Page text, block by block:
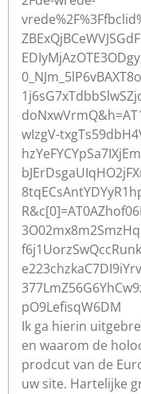
wIzgV-
pO9LefisqW6DM
Ik ga hierin
en waarom de
prodcut van de
uw site. Hartelijke